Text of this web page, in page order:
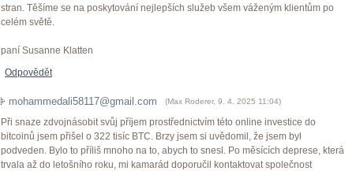
stran. Těšíme se na poskytování nejlepších služeb všem váženým klientům po
celém světě.
paní Susanne Klatten
Odpovědět
mohammedali58117@gmail.com (Max Roderer, 9. 4. 2025 11:04)
Při snaze zdvojnásobit svůj příjem prostřednictvím této online investice do
bitcoinů jsem přišel o 322 tisíc BTC. Brzy jsem si uvědomil, že jsem byl
podveden. Bylo to příliš mnoho na to, abych to snesl. Po měsících deprese, která
trvala až do letošního roku, mi kamarád doporučil kontaktovat společnost